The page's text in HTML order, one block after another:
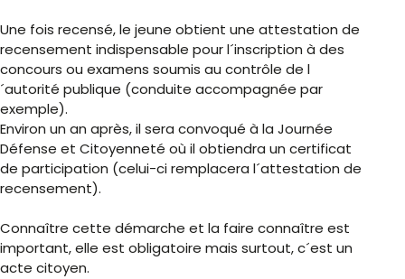
Une fois recensé, le jeune obtient une attestation de
recensement indispensable pour l´inscription à des
concours ou examens soumis au contrôle de l
´autorité publique (conduite accompagnée par
exemple).
Environ un an après, il sera convoqué à la Journée
Défense et Citoyenneté où il obtiendra un certificat
de participation (celui-ci remplacera l´attestation de
recensement).
Connaître cette démarche et la faire connaître est
important, elle est obligatoire mais surtout, c´est un
acte citoyen.